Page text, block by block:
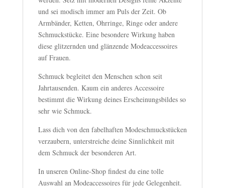
und sei modisch immer am Puls der Zeit. Ob
Armbänder, Ketten, Ohrringe, Ringe oder andere
Schmuckstücke. Eine besondere Wirkung haben
diese glitzernden und glänzende Modeaccessoires
auf Frauen.
Schmuck begleitet den Menschen schon seit
Jahrtausenden. Kaum ein anderes Accessoire
bestimmt die Wirkung deines Erscheinungsbildes so
sehr wie Schmuck.
Lass dich von den fabelhaften Modeschmuckstücken
verzaubern, unterstreiche deine Sinnlichkeit mit
dem Schmuck der besonderen Art.
In unseren Online-Shop findest du eine tolle
Auswahl an Modeaccessoires für jede Gelegenheit.